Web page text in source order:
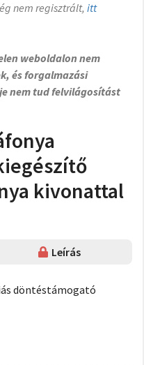
nem regisztrált, itt
weboldalon nem
és forgalmazási
nem tud felvilágosítást
kivonattal
Leírás
döntéstámogató